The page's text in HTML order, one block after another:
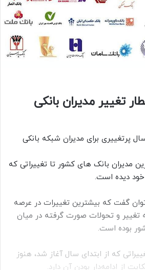
تغییر مدیران بانکی
سال پرتغییری برای مدیران شبکه بانکی
مدیران بانک های کشور تا تغییراتی که
دیده است.
گفت که بیشترین تغییرات در عرصه
تغییر و تحولات صورت گرفته در میان
بوده است.
که از ابتدای سال آغاز شد، هنوز
از ادامه‌دار بودن آن دارد.